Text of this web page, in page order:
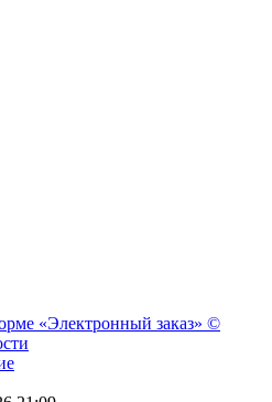
«Электронный заказ» ©